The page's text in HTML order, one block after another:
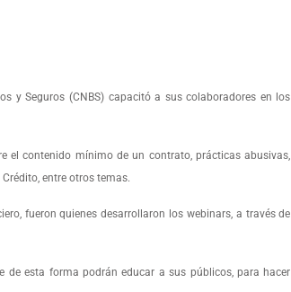
y Seguros (CNBS) capacitó a sus colaboradores en los
el contenido mínimo de un contrato, prácticas abusivas,
entre otros temas.
fueron quienes desarrollaron los webinars, a través de
esta forma podrán educar a sus públicos, para hacer